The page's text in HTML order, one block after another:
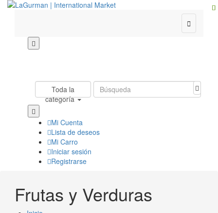

Toda la
categoría
Mi Cuenta
Lista de deseos
Mi Carro
Iniciar sesión
Registrarse
Frutas y Verduras